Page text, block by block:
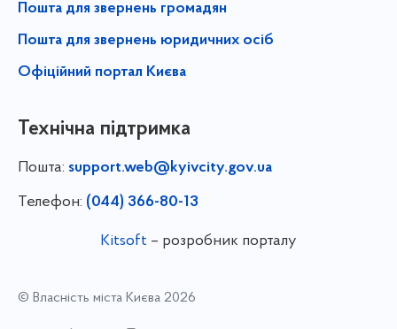
Пошта для звернень громадян
Пошта для звернень юридичних осіб
Офіційний портал Києва
Технічна підтримка
Пошта: support.web@kyivcity.gov.ua
Телефон: (044) 366-80-13
Kitsoft – розробник порталу
© Власність міста Києва 2026